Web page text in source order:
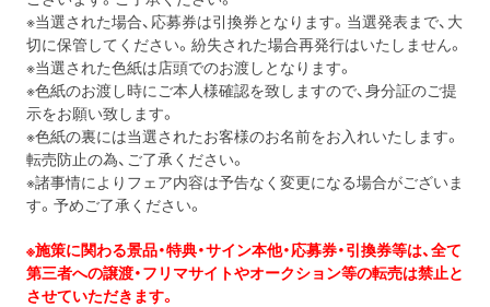
※当選された場合、応募券は引換券となります。当選発表まで、大
切に保管してください。紛失された場合再発行はいたしません。
※当選された色紙は店頭でのお渡しとなります。
※色紙のお渡し時にご本人様確認を致しますので、身分証のご提
示をお願い致します。
※色紙の裏には当選されたお客様のお名前をお入れいたします。
転売防止の為、ご了承ください。
※諸事情によりフェア内容は予告なく変更になる場合がございま
す。予めご了承ください。
※施策に関わる景品・特典・サイン本他・応募券・引換券等は、全て
第三者への譲渡・フリマサイトやオークション等の転売は禁止と
させていただきます。